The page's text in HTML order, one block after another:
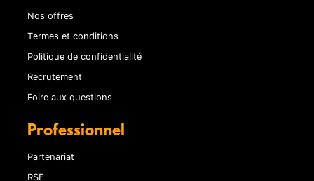
Nos offres
Termes et conditions
Politique de confidentialité
Recrutement
Foire aux questions
Professionnel
Partenariat
RSE